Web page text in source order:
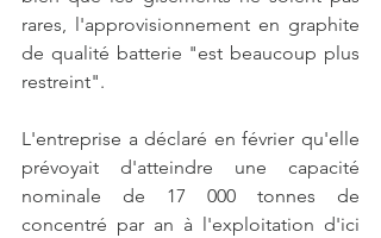
rares, l'approvisionnement en graphite
de qualité batterie "est beaucoup plus
restreint".
L'entreprise a déclaré en février qu'elle
prévoyait d'atteindre une capacité
nominale de 17 000 tonnes de
concentré par an à l'exploitation d'ici